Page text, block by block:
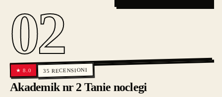
02
★8.0 35 RECENSIONI
Akademik nr 2 Tanie noclegi